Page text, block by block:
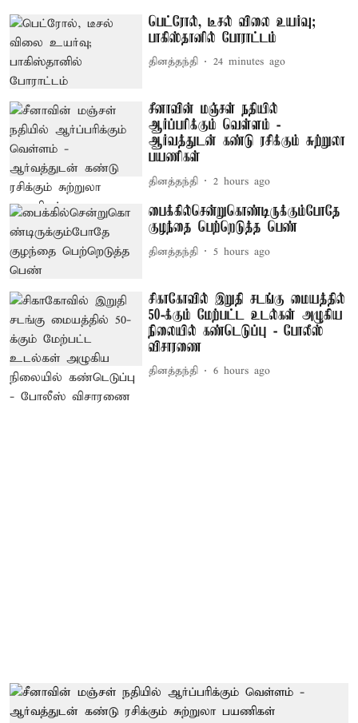
பெட்ரோல், டீசல் விலை உயர்வு;
பாகிஸ்தானில் போராட்டம்
தினத்தந்தி 24 minutes ago
சீனாவின் மஞ்சள் நதியில்
ஆர்ப்பரிக்கும் வெள்ளம் -
ஆர்வத்துடன் கண்டு ரசிக்கும் சுற்றுலா
பயணிகள்
தினத்தந்தி 2 hours ago
பைக்கில்சென்றுகொண்டிருக்கும்போதே
குழந்தை பெற்றெடுத்த பெண்
தினத்தந்தி 5 hours ago
சிகாகோவில் இறுதி சடங்கு மையத்தில்
50-க்கும் மேற்பட்ட உடல்கள் அழுகிய
நிலையில் கண்டெடுப்பு - போலீஸ்
விசாரணை
தினத்தந்தி 6 hours ago